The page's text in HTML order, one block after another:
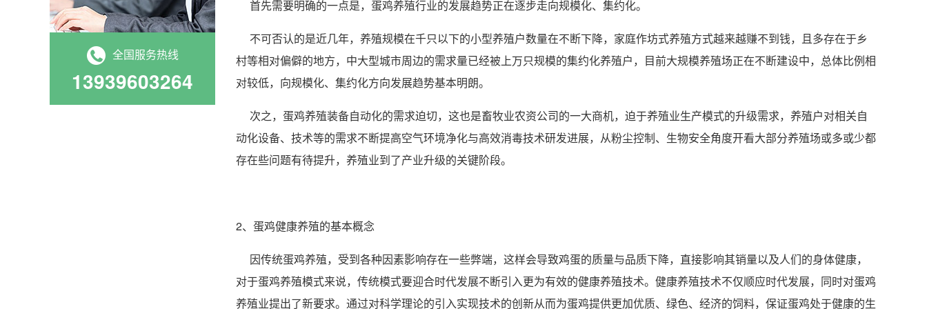
全国服务热线
13939603264
首先需要明确的一点是，蛋鸡养殖行业的发展趋势正在逐步走向规模化、集约化。
不可否认的是近几年，养殖规模在千只以下的小型养殖户数量在不断下降，家庭作坊式养殖方式越来越赚不到钱，且多存在于乡
村等相对偏僻的地方，中大型城市周边的需求量已经被上万只规模的集约化养殖户，目前大规模养殖场正在不断建设中，总体比例相
对较低，向规模化、集约化方向发展趋势基本明朗。
次之，蛋鸡养殖装备自动化的需求迫切，这也是畜牧业农资公司的一大商机，迫于养殖业生产模式的升级需求，养殖户对相关自
动化设备、技术等的需求不断提高空气环境净化与高效消毒技术研发进展，从粉尘控制、生物安全角度开看大部分养殖场或多或少都
存在些问题有待提升，养殖业到了产业升级的关键阶段。
2、蛋鸡健康养殖的基本概念
因传统蛋鸡养殖，受到各种因素影响存在一些弊端，这样会导致鸡蛋的质量与品质下降，直接影响其销量以及人们的身体健康，
对于蛋鸡养殖模式来说，传统模式要迎合时代发展不断引入更为有效的健康养殖技术。健康养殖技术不仅顺应时代发展，同时对蛋鸡
养殖业提出了新要求。通过对科学理论的引入实现技术的创新从而为蛋鸡提供更加优质、绿色、经济的饲料，保证蛋鸡处于健康的生